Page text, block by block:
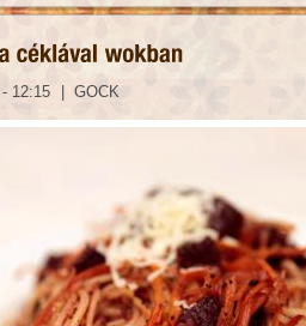
12:15 GOCK